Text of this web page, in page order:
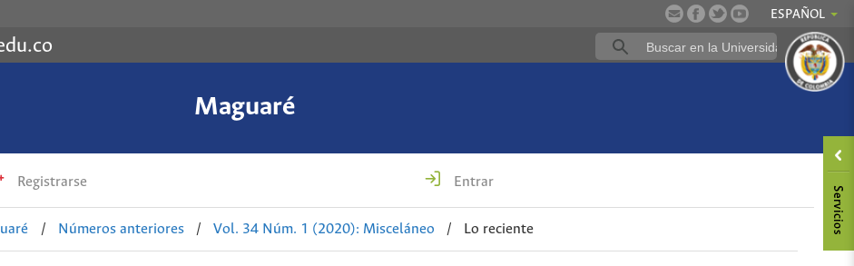
ESPAÑOL
Maguaré
Registrarse Entrar
/ Números anteriores / Vol. 34 Núm. 1 (2020): Misceláneo / Lo reciente